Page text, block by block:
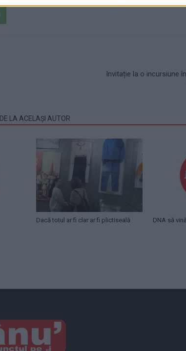
Invitație la o incursiune
DE LA ACELAȘI AUTOR
Dacă totul ar fi clar ar fi plictiseală DNA să